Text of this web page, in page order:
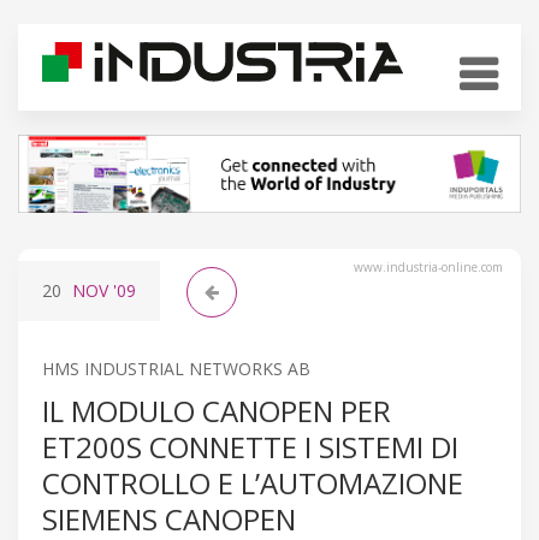
www.industria-online.com
20 NOV'09
HMS INDUSTRIAL NETWORKS AB
IL MODULO CANOPEN PER
ET200S CONNETTE I SISTEMI DI
CONTROLLO E L’AUTOMAZIONE
SIEMENS CANOPEN